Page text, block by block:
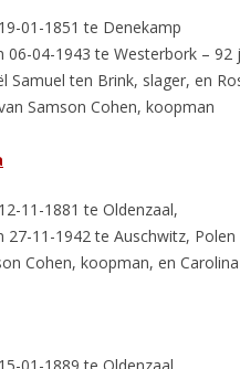
01-1851 te Denekamp
06-04-1943 te Westerbork – 92
Samuel ten Brink, slager, en
Samson Cohen, koopman
11-1881 te Oldenzaal,
27-11-1942 te Auschwitz,
Cohen, koopman, en